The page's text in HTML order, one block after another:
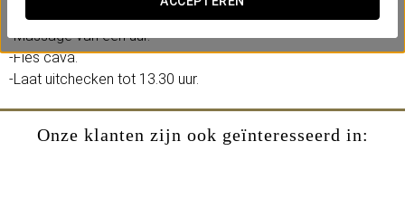
Omvat:
-Massage van een uur.
-Fles cava.
-Laat uitchecken tot 13.30 uur.
Onze klanten zijn ook geïnteresseerd in: